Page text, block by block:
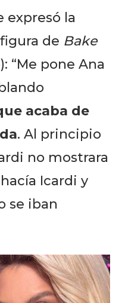
expresó la
de Bake
“Me pone Ana
acaba de
. Al principio
no mostrara
Icardi y
se iban